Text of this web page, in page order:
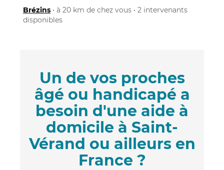
Brézins • à 20 km de chez vous • 2 intervenants
disponibles
Un de vos proches
âgé ou handicapé a
besoin d'une aide à
domicile à Saint-
Vérand ou ailleurs en
France ?